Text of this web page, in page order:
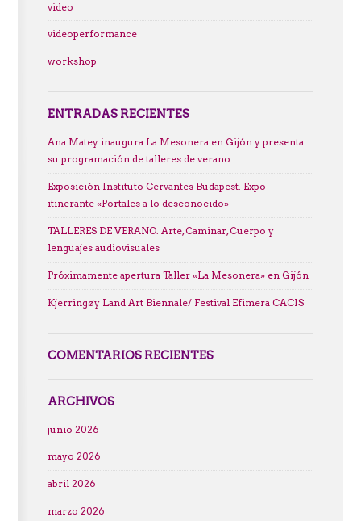
video
videoperformance
workshop
ENTRADAS RECIENTES
Ana Matey inaugura La Mesonera en Gijón y presenta
su programación de talleres de verano
Exposición Instituto Cervantes Budapest. Expo
itinerante «Portales a lo desconocido»
TALLERES DE VERANO. Arte, Caminar, Cuerpo y
lenguajes audiovisuales
Próximamente apertura Taller «La Mesonera» en Gijón
Kjerringøy Land Art Biennale/ Festival Efimera CACIS
COMENTARIOS RECIENTES
ARCHIVOS
junio 2026
mayo 2026
abril 2026
marzo 2026